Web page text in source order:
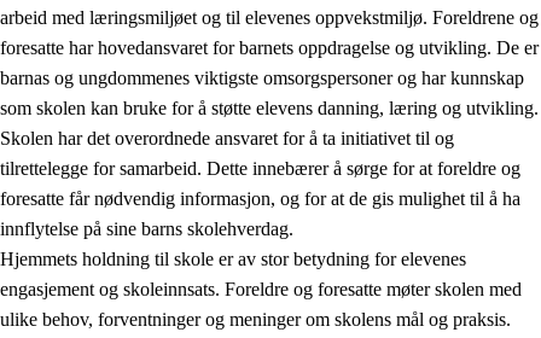
3. Prinsipper for skolens praksis
3.1 Et inkluderende læringsmiljø
3.2 Undervisning og tilpasset opplæring
3.3 Samarbeid mellom hjem og skole
arbeid med læringsmiljøet og til elevenes oppvekstmiljø. Foreldrene og
foresatte har hovedansvaret for barnets oppdragelse og utvikling. De er
barnas og ungdommenes viktigste omsorgspersoner og har kunnskap
som skolen kan bruke for å støtte elevens danning, læring og utvikling.
Skolen har det overordnede ansvaret for å ta initiativet til og
tilrettelegge for samarbeid. Dette innebærer å sørge for at foreldre og
foresatte får nødvendig informasjon, og for at de gis mulighet til å ha
innflytelse på sine barns skolehverdag.
Hjemmets holdning til skole er av stor betydning for elevenes
engasjement og skoleinnsats. Foreldre og foresatte møter skolen med
ulike behov, forventninger og meninger om skolens mål og praksis.